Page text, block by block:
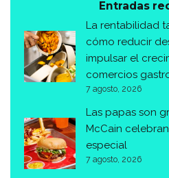
Entradas
La rentabilidad
cómo reducir
impulsar el
comercios
7 agosto, 2026
Las papas son
McCain
especial
7 agosto, 2026